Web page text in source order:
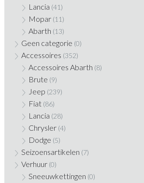
Lancia (41)
Mopar (11)
Abarth (13)
Geen categorie (0)
Accessoires (352)
Accessoires Abarth (8)
Brute (9)
Jeep (239)
Fiat (86)
Lancia (28)
Chrysler (4)
Dodge (5)
Seizoensartikelen (7)
Verhuur (0)
Sneeuwkettingen (0)